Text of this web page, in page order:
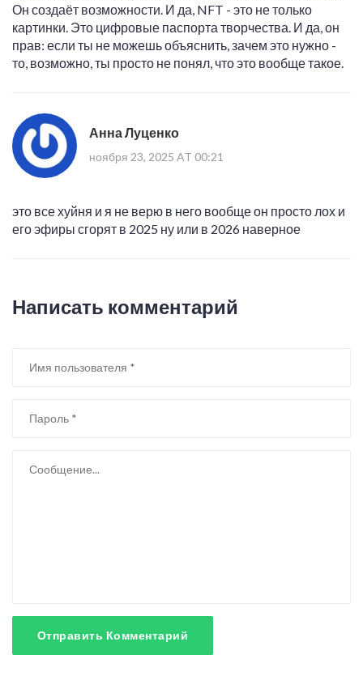
Он создаёт возможности. И да, NFT - это не только
картинки. Это цифровые паспорта творчества. И да, он
прав: если ты не можешь объяснить, зачем это нужно -
то, возможно, ты просто не понял, что это вообще такое.
Анна Луценко
ноября 23, 2025 AT 00:21
это все хуйня и я не верю в него вообще он просто лох и
его эфиры сгорят в 2025 ну или в 2026 наверное
Написать комментарий
Отправить Комментарий